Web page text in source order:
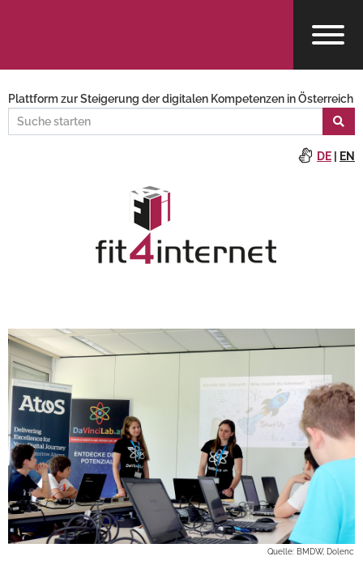
Plattform zur Steigerung der digitalen Kompetenzen in Österreich
DE EN
Quelle: BMDW, Dolenc